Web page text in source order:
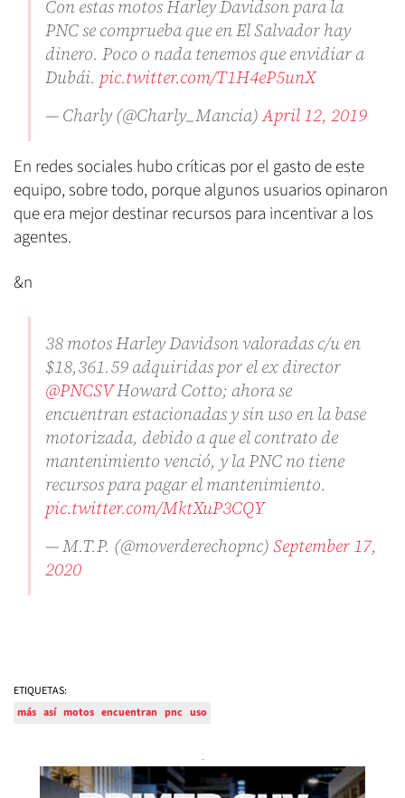
Con estas motos Harley Davidson para la
PNC se comprueba que en El Salvador hay
dinero. Poco o nada tenemos que envidiar a
Dubái. pic.twitter.com/T1H4eP5unX
— Charly (@Charly_Mancia)April 12, 2019
En redes sociales hubo críticas por el gasto de este
equipo, sobre todo, porque algunos usuarios opinaron
que era mejor destinar recursos para incentivar a los
agentes.
&n
38 motos Harley Davidson valoradas c/u en
$18,361.59 adquiridas por el ex director
@PNCSVHoward Cotto; ahora se
encuentran estacionadas y sin uso en la base
motorizada, debido a que el contrato de
mantenimiento venció, y la PNC no tiene
recursos para pagar el mantenimiento.
pic.twitter.com/MktXuP3CQY
— M.T.P. (@moverderechopnc) September 17,
2020
ETIQUETAS:
más así motos encuentran pnc uso